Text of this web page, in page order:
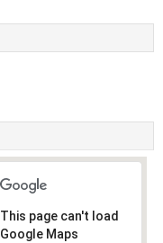
This page can't load
Google Maps